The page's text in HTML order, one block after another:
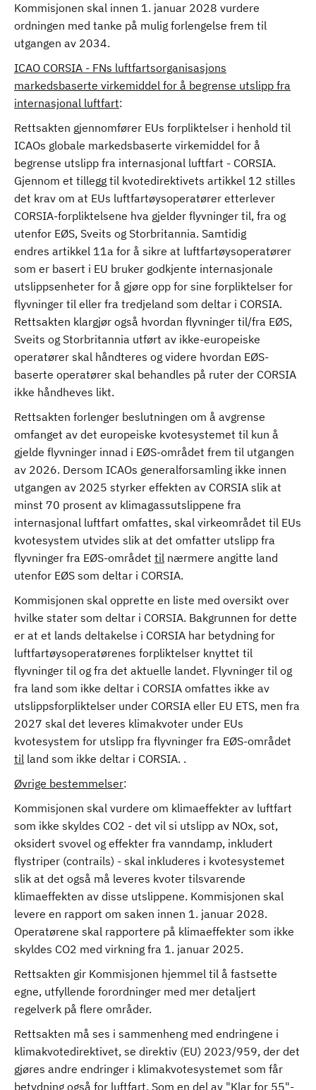
Kommisjonen skal innen 1. januar 2028 vurdere
ordningen med tanke på mulig forlengelse frem til
utgangen av 2034.
ICAO CORSIA - FNs luftfartsorganisasjons
markedsbaserte virkemiddel for å begrense utslipp fra
internasjonal luftfart:
Rettsakten gjennomfører EUs forpliktelser i henhold til
ICAOs globale markedsbaserte virkemiddel for å
begrense utslipp fra internasjonal luftfart - CORSIA.
Gjennom et tillegg til kvotedirektivets artikkel 12 stilles
det krav om at EUs luftfartøysoperatører etterlever
CORSIA-forpliktelsene hva gjelder flyvninger til, fra og
utenfor EØS, Sveits og Storbritannia. Samtidig
endres artikkel 11a for å sikre at luftfartøysoperatører
som er basert i EU bruker godkjente internasjonale
utslippsenheter for å gjøre opp for sine forpliktelser for
flyvninger til eller fra tredjeland som deltar i CORSIA.
Rettsakten klargjør også hvordan flyvninger til/fra EØS,
Sveits og Storbritannia utført av ikke-europeiske
operatører skal håndteres og videre hvordan EØS-
baserte operatører skal behandles på ruter der CORSIA
ikke håndheves likt.
Rettsakten forlenger beslutningen om å avgrense
omfanget av det europeiske kvotesystemet til kun å
gjelde flyvninger innad i EØS-området frem til utgangen
av 2026. Dersom ICAOs generalforsamling ikke innen
utgangen av 2025 styrker effekten av CORSIA slik at
minst 70 prosent av klimagassutslippene fra
internasjonal luftfart omfattes, skal virkeområdet til EUs
kvotesystem utvides slik at det omfatter utslipp fra
flyvninger fra EØS-området til nærmere angitte land
utenfor EØS som deltar i CORSIA.
Kommisjonen skal opprette en liste med oversikt over
hvilke stater som deltar i CORSIA. Bakgrunnen for dette
er at et lands deltakelse i CORSIA har betydning for
luftfartøysoperatørenes forpliktelser knyttet til
flyvninger til og fra det aktuelle landet. Flyvninger til og
fra land som ikke deltar i CORSIA omfattes ikke av
utslippsforpliktelser under CORSIA eller EU ETS, men fra
2027 skal det leveres klimakvoter under EUs
kvotesystem for utslipp fra flyvninger fra EØS-området
til land som ikke deltar i CORSIA. .
Øvrige bestemmelser:
Kommisjonen skal vurdere om klimaeffekter av luftfart
som ikke skyldes CO2 - det vil si utslipp av NOx, sot,
oksidert svovel og effekter fra vanndamp, inkludert
flystriper (contrails) - skal inkluderes i kvotesystemet
slik at det også må leveres kvoter tilsvarende
klimaeffekten av disse utslippene. Kommisjonen skal
levere en rapport om saken innen 1. januar 2028.
Operatørene skal rapportere på klimaeffekter som ikke
skyldes CO2 med virkning fra 1. januar 2025.
Rettsakten gir Kommisjonen hjemmel til å fastsette
egne, utfyllende forordninger med mer detaljert
regelverk på flere områder.
Rettsakten må ses i sammenheng med endringene i
klimakvotedirektivet, se direktiv (EU) 2023/959, der det
gjøres andre endringer i klimakvotesystemet som får
betydning også for luftfart. Som en del av "Klar for 55"-